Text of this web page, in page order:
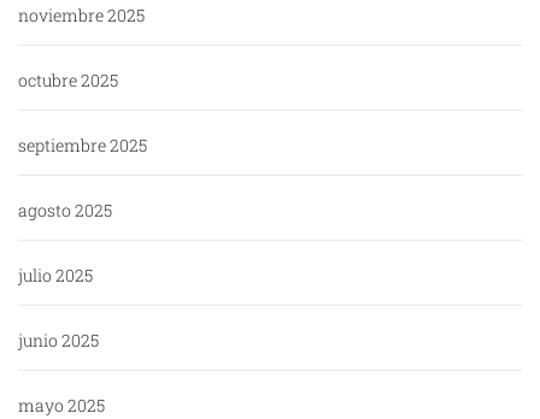
noviembre 2025
octubre 2025
septiembre 2025
agosto 2025
julio 2025
junio 2025
mayo 2025